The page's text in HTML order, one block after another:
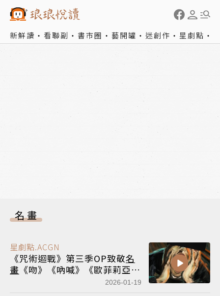
新鮮讀 看聯副 書市圈 藝開罐 迷創作 星劇點
名畫
星劇點.ACGN
《咒術迴戰》第三季OP致敬名
畫 《吻》《吶喊》《歐菲莉亞》
2026-01-19